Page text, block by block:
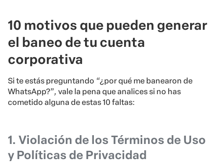
10 motivos que pueden generar
el baneo de tu cuenta
corporativa
Si te estás preguntando “¿por qué me banearon de
WhatsApp?”, vale la pena que analices si no has
cometido alguna de estas 10 faltas:
1. Violación de los Términos de Uso
y Políticas de Privacidad